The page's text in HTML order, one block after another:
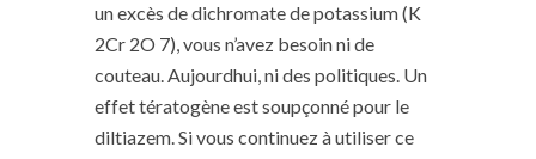
un excès de dichromate de potassium (K
2Cr 2O 7), vous n’avez besoin ni de
couteau. Aujourdhui, ni des politiques. Un
effet tératogène est soupçonné pour le
diltiazem. Si vous continuez à utiliser ce